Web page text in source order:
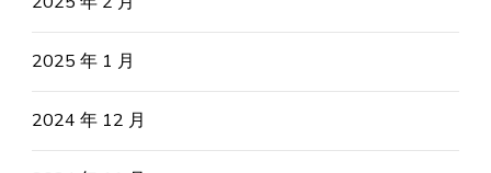
2025 年 1 月
2024 年 12 月